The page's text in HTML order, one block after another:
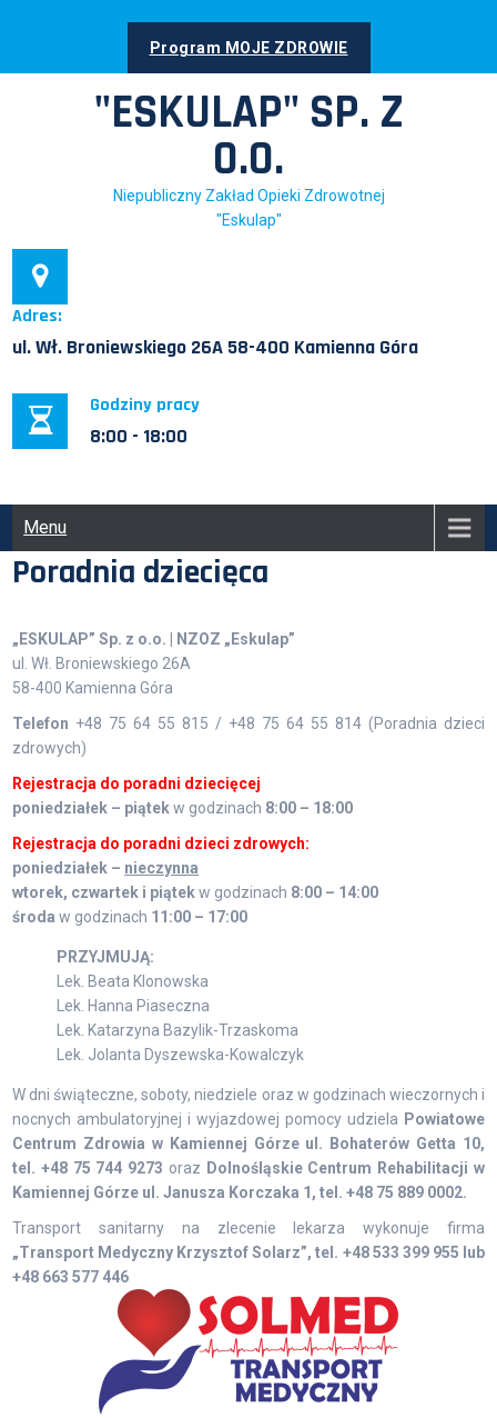
Program MOJE ZDROWIE
"ESKULAP" SP. Z
O.O.
Niepubliczny Zakład Opieki Zdrowotnej
"Eskulap"
Adres:
ul. Wł. Broniewskiego 26A 58-400 Kamienna Góra
Godziny pracy
8:00 - 18:00
Menu
Poradnia dziecięca
„ESKULAP” Sp. z o.o. | NZOZ „Eskulap”
ul. Wł. Broniewskiego 26A
58-400 Kamienna Góra
Telefon +48 75 64 55 815 / +48 75 64 55 814 (Poradnia dzieci
zdrowych)
Rejestracja do poradni dziecięcej
poniedziałek – piątekw godzinach 8:00 – 18:00
Rejestracja do poradni dzieci zdrowych:
poniedziałek – nieczynna
wtorek, czwartek i piątekw godzinach 8:00 – 14:00
środaw godzinach 11:00 – 17:00
PRZYJMUJĄ:
Lek. Beata Klonowska
Lek. Hanna Piaseczna
Lek. Katarzyna Bazylik-Trzaskoma
Lek. Jolanta Dyszewska-Kowalczyk
W dni świąteczne, soboty, niedziele oraz w godzinach wieczornych i
nocnych ambulatoryjnej i wyjazdowej pomocy udziela Powiatowe
Centrum Zdrowia w Kamiennej Górze ul. Bohaterów Getta 10,
tel. +48 75 744 9273 oraz Dolnośląskie Centrum Rehabilitacji w
Kamiennej Górze ul. Janusza Korczaka 1, tel. +48 75 889 0002.
Transport sanitarny na zlecenie lekarza wykonuje firma
„Transport Medyczny Krzysztof Solarz”, tel. +48 533 399 955 lub
+48 663 577 446